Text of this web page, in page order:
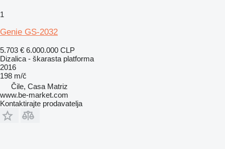
1
Genie GS-2032
5.703 € 6.000.000 CLP
Dizalica - škarasta platforma
2016
198 m/č
Čile, Casa Matriz
www.be-market.com
Kontaktirajte prodavatelja